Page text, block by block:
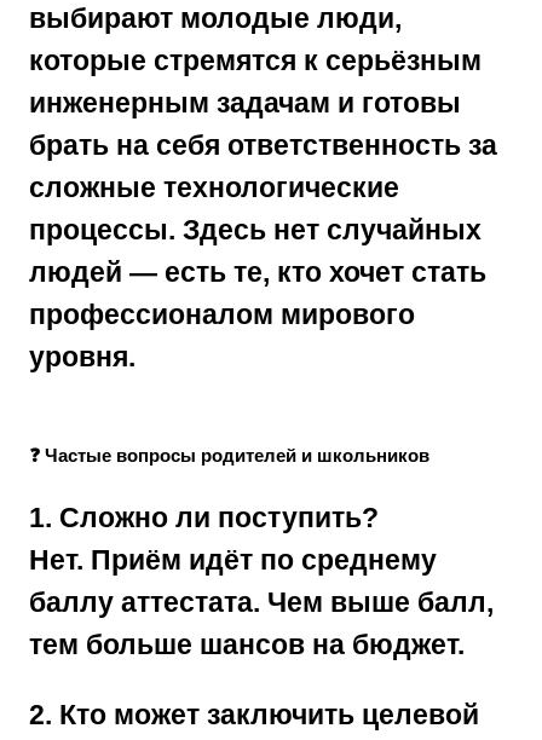
выбирают молодые люди,
которые стремятся к серьёзным
инженерным задачам и готовы
брать на себя ответственность за
сложные технологические
процессы. Здесь нет случайных
людей — есть те, кто хочет стать
профессионалом мирового
уровня.
❓ Частые вопросы родителей и школьников
1. Сложно ли поступить?
Нет. Приём идёт по среднему
баллу аттестата. Чем выше балл,
тем больше шансов на бюджет.
2. Кто может заключить целевой